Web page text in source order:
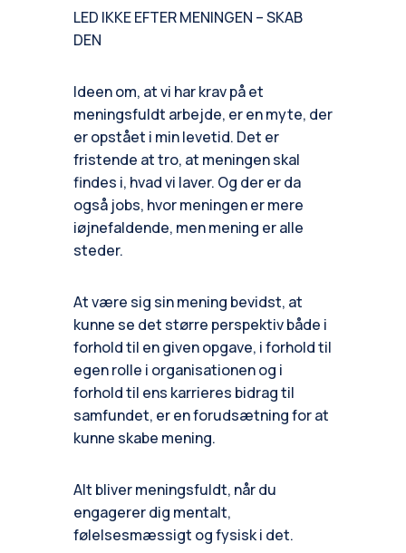
LED IKKE EFTER MENINGEN – SKAB
DEN
Ideen om, at vi har krav på et
meningsfuldt arbejde, er en myte, der
er opstået i min levetid. Det er
fristende at tro, at meningen skal
findes i, hvad vi laver. Og der er da
også jobs, hvor meningen er mere
iøjnefaldende, men mening er alle
steder.
At være sig sin mening bevidst, at
kunne se det større perspektiv både i
forhold til en given opgave, i forhold til
egen rolle i organisationen og i
forhold til ens karrieres bidrag til
samfundet, er en forudsætning for at
kunne skabe mening.
Alt bliver meningsfuldt, når du
engagerer dig mentalt,
følelsesmæssigt og fysisk i det.